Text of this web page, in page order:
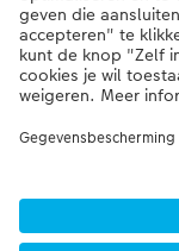
Als je een vraag hebt
0341-255 472[ma - vr
* Tenzij anders